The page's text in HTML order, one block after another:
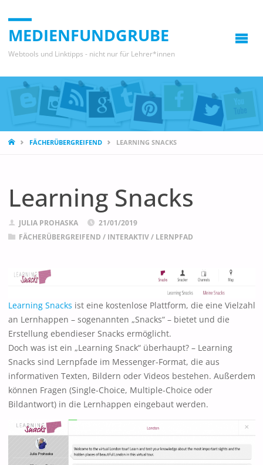
MEDIENFUNDGRUBE
Webtools und Linktipps - nicht nur für Lehrer*innen
STARTFÄCHERÜBERGREIFEND LEARNING SNACKS
Learning Snacks
JULIA PROHASKA
21/01/2019
FÄCHERÜBERGREIFEND / INTERAKTIV/ LERNPFAD
Learning Snacks ist eine kostenlose Plattform, die eine Vielzahl
an Lernhappen – sogenannten „Snacks“ – bietet und die
Erstellung ebendieser Snacks ermöglicht.
Doch was ist ein „Learning Snack“ überhaupt? – Learning
Snacks sind Lernpfade im Messenger-Format, die aus
informativen Texten, Bildern oder Videos bestehen. Außerdem
können Fragen (Single-Choice, Multiple-Choice oder
Bildantwort) in die Lernhappen eingebaut werden.